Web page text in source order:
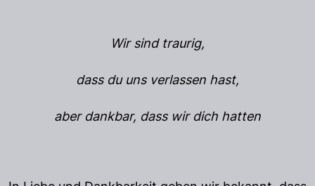
Wir sind traurig,
dass du uns verlassen hast,
aber dankbar, dass wir dich hatten